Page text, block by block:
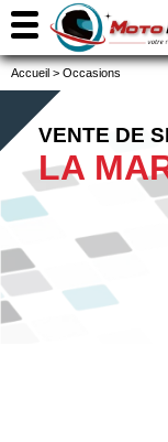
Accueil > Occasions
VENTE DE
LA